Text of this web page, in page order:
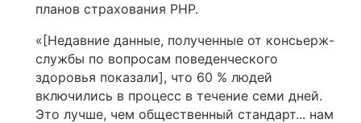
планов страхования PHP.
«[Недавние данные, полученные от консьерж-
службы по вопросам поведенческого
здоровья показали], что 60 % людей
включились в процесс в течение семи дней.
Это лучше, чем общественный стандарт... нам